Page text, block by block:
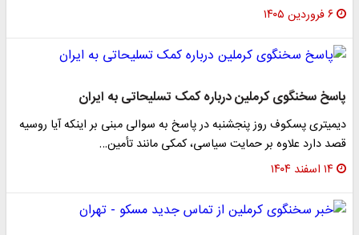
۶ فروردین ۱۴۰۵
پاسخ سخنگوی کرملین درباره کمک تسلیحاتی به ایران
دیمیتری پسکوف روز پنجشنبه در پاسخ به سوالی مبنی بر اینکه آیا روسیه
قصد دارد علاوه بر حمایت سیاسی، کمکی مانند تأمین…
۱۴ اسفند ۱۴۰۴